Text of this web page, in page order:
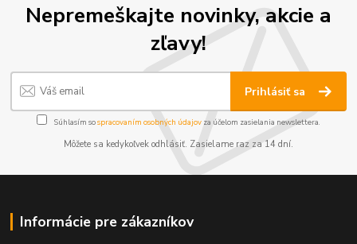
Nepremeškajte novinky, akcie a
zľavy!
Prihlásiť sa
Súhlasím sospracovaním osobných údajov za účelom zasielania newslettera.
Môžete sa kedykoľvek odhlásiť. Zasielame raz za 14 dní.
Informácie pre zákazníkov